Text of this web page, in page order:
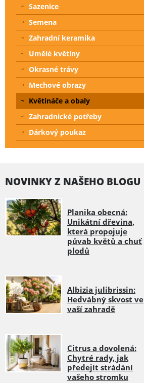
Sazenice
Semena
Zahradní keramika
Umělé květiny
Okrasné trávy
Mechové obrazy
Květináče a obaly
Zahradnické potřeby
Dárkový poukaz
NOVINKY Z NAŠEHO BLOGU
Planika obecná:
Unikátní dřevina,
která propojuje
půvab květů a chuť
plodů
Albizia julibrissin:
Hedvábný skvost ve
vaší zahradě
Citrus a dovolená:
Chytré rady, jak
předejít strádání
vašeho stromku